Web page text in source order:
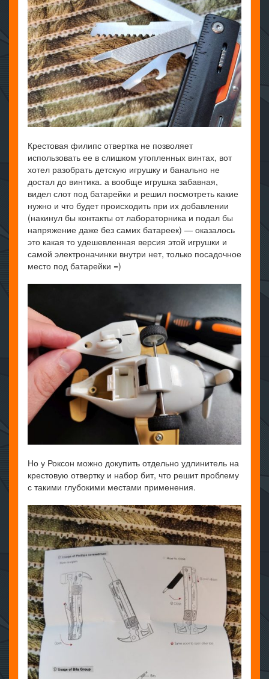
Крестовая филипс отвертка не позволяет
использовать ее в слишком утопленных винтах, вот
хотел разобрать детскую игрушку и банально не
достал до винтика. а вообще игрушка забавная,
видел слот под батарейки и решил посмотреть какие
нужно и что будет происходить при их добавлении
(накинул бы контакты от лабораторника и подал бы
напряжение даже без самих батареек) — оказалось
это какая то удешевленная версия этой игрушки и
самой электроначинки внутри нет, только посадочное
место под батарейки =)
Но у Роксон можно докупить отдельно удлинитель на
крестовую отвертку и набор бит, что решит проблему
с такими глубокими местами применения.